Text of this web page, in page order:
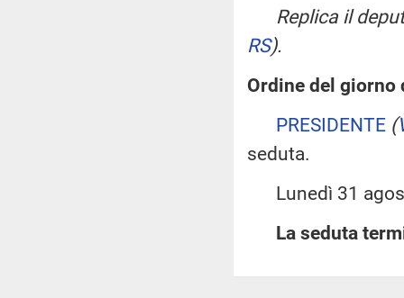
Replica il
RS).
Ordine del giorno
PRESIDENTE (
seduta.
Lunedì 31
La seduta